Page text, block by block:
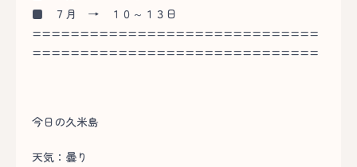
■ ７月 → １０～１３日
==============================
==============================
今日の久米島
天気：曇り